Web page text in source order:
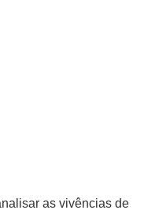
as vivências de